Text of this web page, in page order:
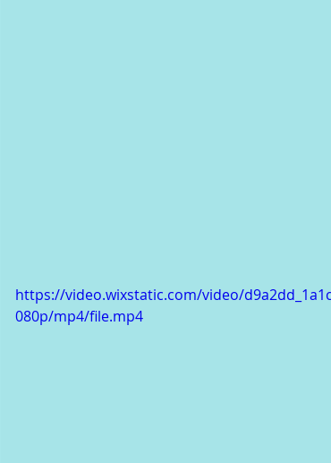
https://video.wixstatic.com/video/
080p/mp4/file.mp4